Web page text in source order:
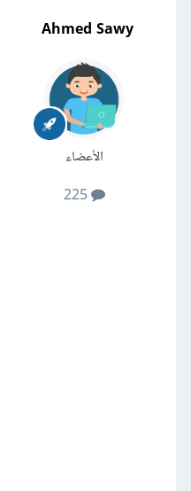
Ahmed Sawy
الأعضاء
225